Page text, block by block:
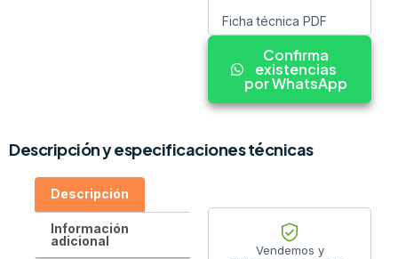
Ficha técnica PDF
Confirma
existencias
por WhatsApp
Descripción y especificaciones técnicas
Descripción
Información
adicional
Vendemos y